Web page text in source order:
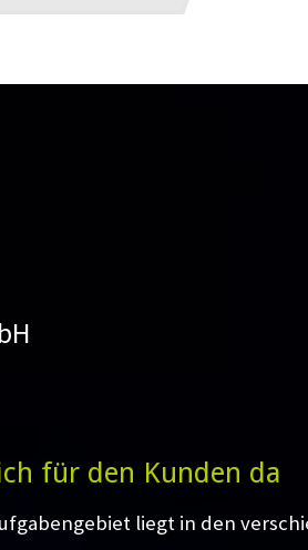
für den Kunden da
liegt in den